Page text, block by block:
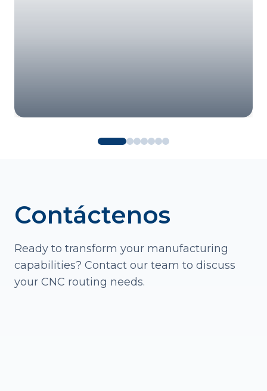
Contáctenos
Ready to transform your manufacturing
capabilities? Contact our team to discuss
your CNC routing needs.